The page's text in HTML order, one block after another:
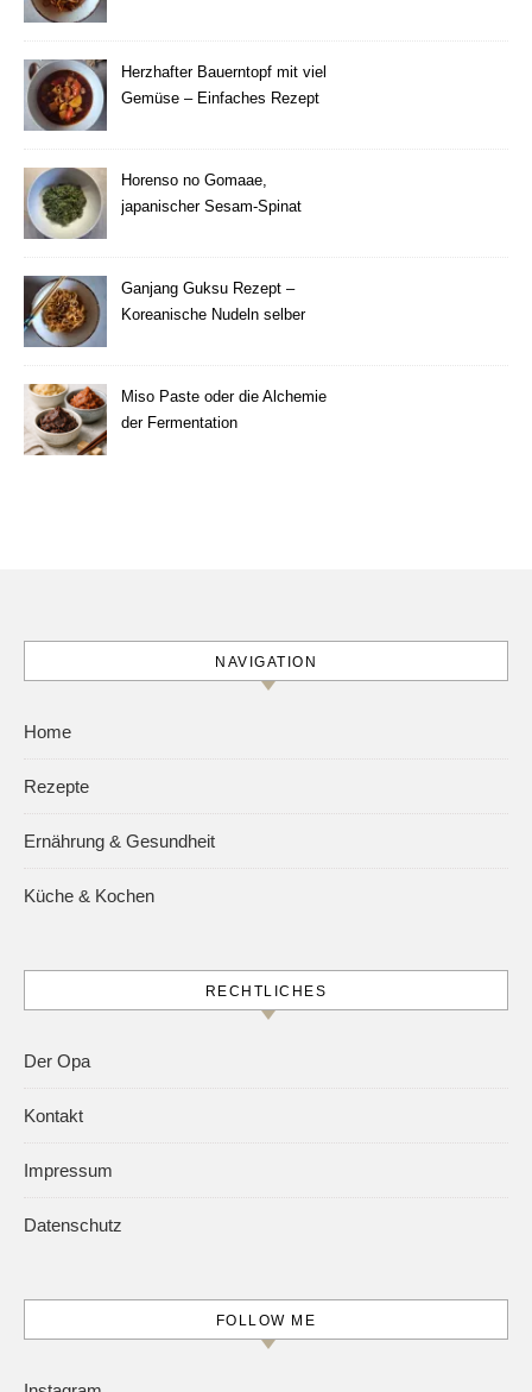
Herzhafter Bauerntopf mit viel
Gemüse – Einfaches Rezept
Horenso no Gomaae,
japanischer Sesam-Spinat
Ganjang Guksu Rezept –
Koreanische Nudeln selber
Miso Paste oder die Alchemie
der Fermentation
NAVIGATION
Home
Rezepte
Ernährung & Gesundheit
Küche & Kochen
RECHTLICHES
Der Opa
Kontakt
Impressum
Datenschutz
FOLLOW ME